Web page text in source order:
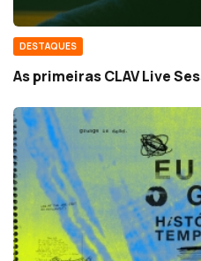
DESTAQUES
As primeiras CLAV Live